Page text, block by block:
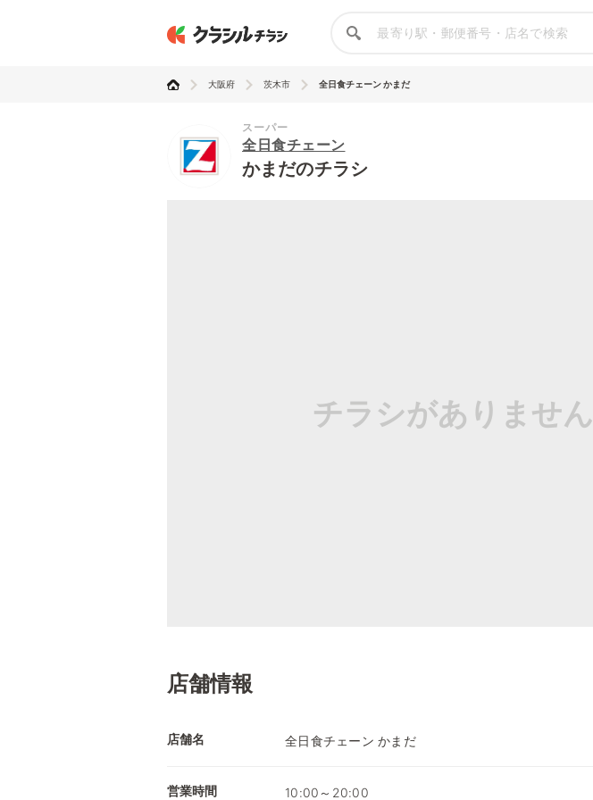
大阪府 茨木市 全日食チェーン かまだ
スーパー
全日食チェーン
かまだのチラシ
チラシがありません
店舗情報
店舗名 全日食チェーン かまだ
営業時間 10:00～20:00